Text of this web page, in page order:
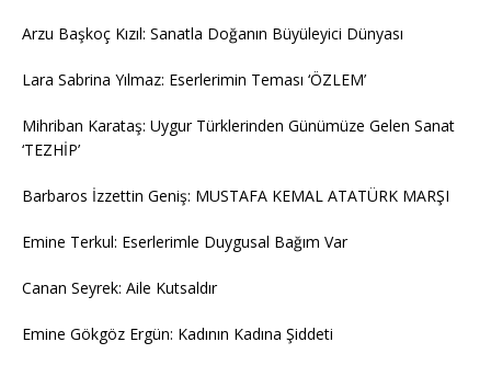
Arzu Başkoç Kızıl: Sanatla Doğanın Büyüleyici Dünyası
Lara Sabrina Yılmaz: Eserlerimin Teması ‘ÖZLEM’
Mihriban Karataş: Uygur Türklerinden Günümüze Gelen Sanat
‘TEZHİP’
Barbaros İzzettin Geniş: MUSTAFA KEMAL ATATÜRK MARŞI
Emine Terkul: Eserlerimle Duygusal Bağım Var
Canan Seyrek: Aile Kutsaldır
Emine Gökgöz Ergün: Kadının Kadına Şiddeti